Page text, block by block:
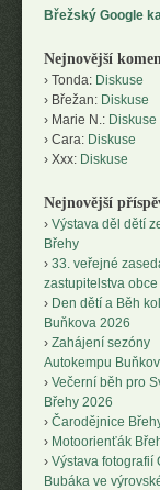
Břežský Google
Nejnovější
Tonda: Diskuse
Břežan: Diskuse
Marie N.: Diskuse
Cara: Diskuse
Xxx: Diskuse
Nejnovější
Výstava děl dětí
Břehy
33. veřejné
zastupitelstva
Den dětí a Běh
Buňkova 2026
Zahájení sezóny
Autokempu
Večerní běh pro
Břehy 2026
Čarodějnice
Motoorienťák
Výstava fotografií
Bubáka ve